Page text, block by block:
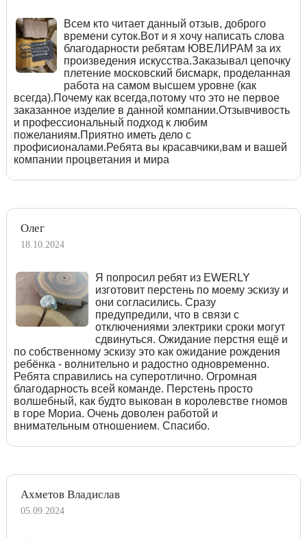
Всем кто читает данный отзыв, доброго
времени суток.Вот и я хочу написать слова
благодарности ребятам ЮВЕЛИРАМ за их
произведения искусства.Заказывал цепочку
плетение московский бисмарк, проделанная
работа на самом высшем уровне (как
всегда).Почему как всегда,потому что это не первое
заказанное изделие в данной компании.Отзывчивость
и профессиональный подход к любим
пожеланиям.Приятно иметь дело с
профисионалами.Ребята вы красавчики,вам и вашей
компании процветания и мира
Олег
18.10.2024
Я попросил ребят из EWERLY
изготовит перстень по моему эскизу и
они согласились. Сразу
предупредили, что в связи с
отключениями электрики сроки могут
сдвинуться. Ожидание перстня ещё и
по собственному эскизу это как ожидание рождения
ребёнка - волнительно и радостно одновременно.
Ребята справились на суперотлично. Огромная
благодарность всей команде. Перстень просто
волшебный, как будто выкован в королевстве гномов
в горе Мориа. Очень доволен работой и
внимательным отношением. Спасибо.
Ахметов Владислав
05.09.2024